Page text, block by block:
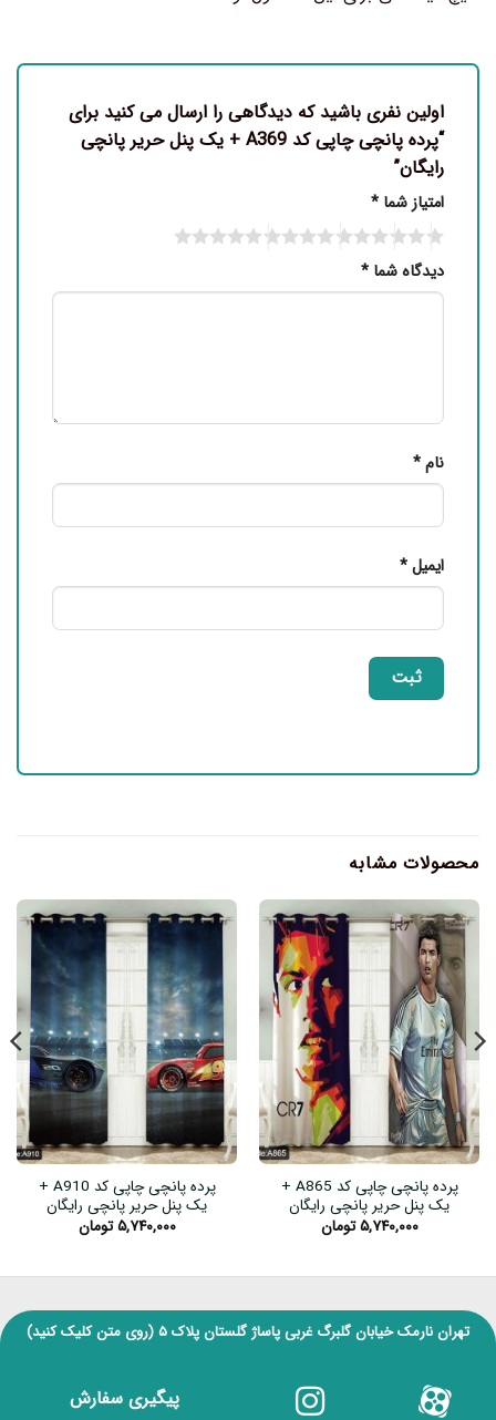
اولین نفری باشید که دیدگاهی را ارسال می کنید برای
“پرده پانچی چاپی کد A369 + یک پنل حریر پانچی
رایگان”
امتیاز شما *
دیدگاه شما *
نام*
ایمیل*
محصولات مشابه
پرده پانچی چاپی کد A865 +
یک پنل حریر پانچی رایگان
۵,۷۴۰,۰۰۰ تومان
پرده پانچی چاپی کد A910 +
یک پنل حریر پانچی رایگان
۵,۷۴۰,۰۰۰ تومان
تهران نارمک خیابان گلبرگ غربی پاساژ گلستان پلاک ۵ (روی متن کلیک کنید)
پیگیری سفارش